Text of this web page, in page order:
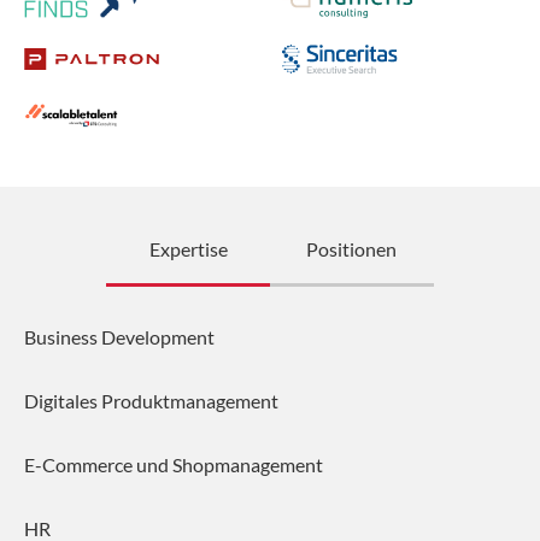
Expertise Positionen
Business Development
Digitales Produktmanagement
E-Commerce und Shopmanagement
HR